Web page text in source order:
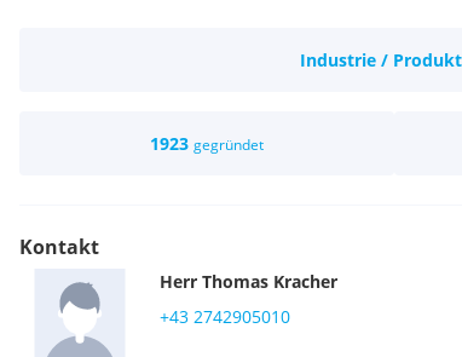
Industrie /
1923 gegründet
Kontakt
Herr Thomas Kracher
+43 2742905010